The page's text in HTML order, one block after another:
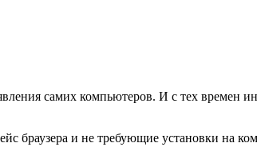
самих компьютеров. И с тех времен
браузера и не требующие установки на